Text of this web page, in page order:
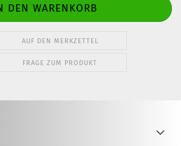
AUF DEN MERKZETTEL
FRAGE ZUM PRODUKT